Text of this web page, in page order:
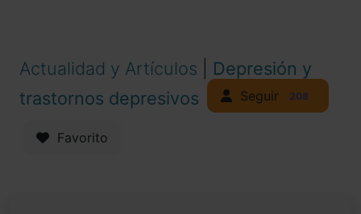
Actualidad y Artículos
Depresión y
trastornos depresivos
Seguir 208
Favorito